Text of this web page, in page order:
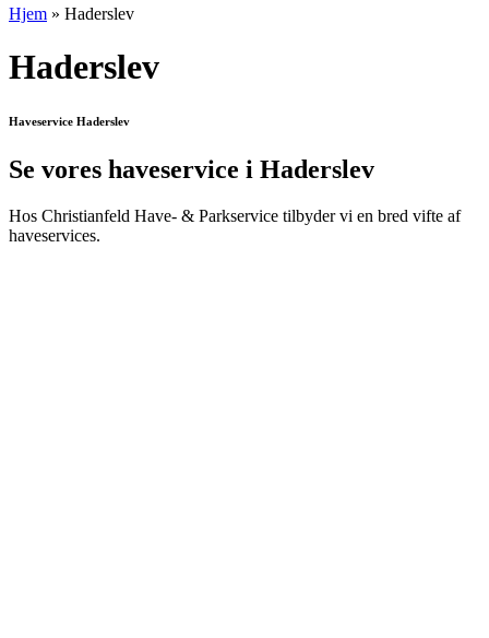
Hjem » Haderslev
Haderslev
Haveservice Haderslev
Se vores haveservice i Haderslev
Hos Christianfeld Have- & Parkservice tilbyder vi en bred vifte af
haveservices.